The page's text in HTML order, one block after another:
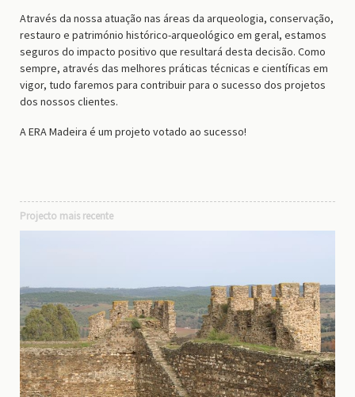
Através da nossa atuação nas áreas da arqueologia, conservação,
restauro e património histórico-arqueológico em geral, estamos
seguros do impacto positivo que resultará desta decisão. Como
sempre, através das melhores práticas técnicas e científicas em
vigor, tudo faremos para contribuir para o sucesso dos projetos
dos nossos clientes.
A ERA Madeira é um projeto votado ao sucesso!
Projecto mais recente